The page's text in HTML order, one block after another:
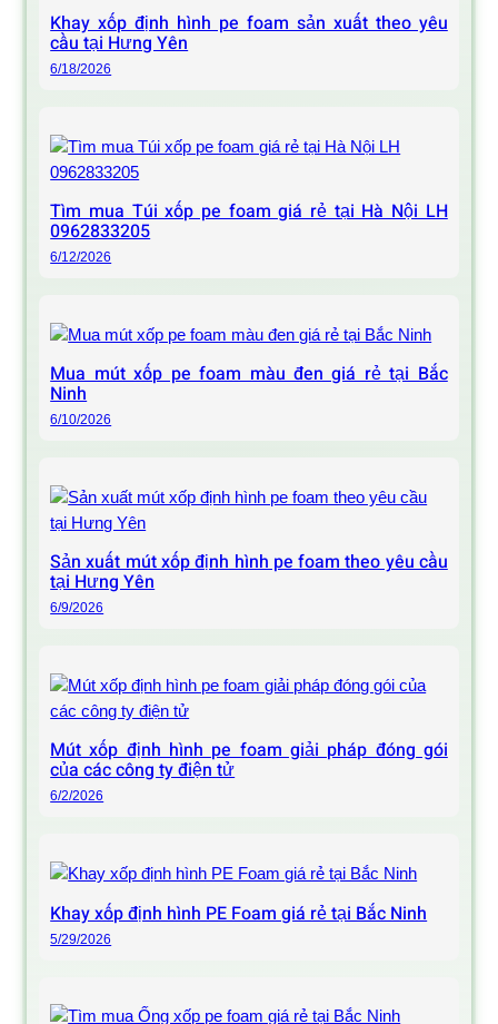
Khay xốp định hình pe foam sản xuất theo yêu
cầu tại Hưng Yên
6/18/2026
Tìm mua Túi xốp pe foam giá rẻ tại Hà Nội LH
0962833205
6/12/2026
Mua mút xốp pe foam màu đen giá rẻ tại Bắc
Ninh
6/10/2026
Sản xuất mút xốp định hình pe foam theo yêu cầu
tại Hưng Yên
6/9/2026
Mút xốp định hình pe foam giải pháp đóng gói
của các công ty điện tử
6/2/2026
Khay xốp định hình PE Foam giá rẻ tại Bắc Ninh
5/29/2026